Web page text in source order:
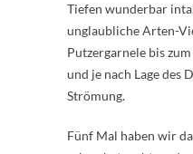
Tiefen wunderbar
unglaubliche Arten-
Putzergarnele bis
und je nach Lage des
Strömung.
Fünf Mal haben wir